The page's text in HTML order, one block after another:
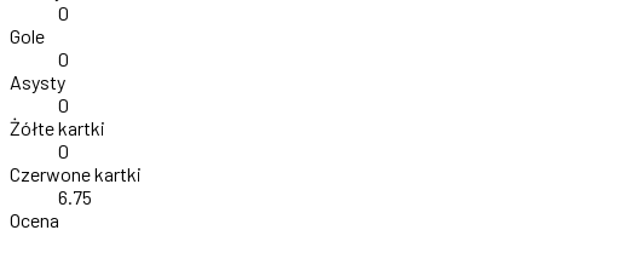
0
Gole
0
Asysty
0
Żółte kartki
0
Czerwone kartki
6.75
Ocena